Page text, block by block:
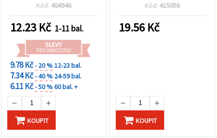
Kód: 404946
12.23 Kč 1-11 bal.
SLEVY
PRO MNOŽSTVÍ
9.78 Kč- 20 %12-23 bal.
7.34 Kč- 40 % 24-59 bal.
6.11 Kč- 50 %60 bal. +
KOUPIT
Kód: 415056
19.56 Kč
KOUPIT